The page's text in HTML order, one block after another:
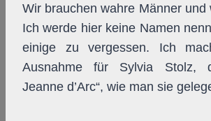
Wir brauchen wahre Männer und
Ich werde hier keine Namen
einige zu vergessen. Ich
Ausnahme für Sylvia Stolz,
Jeanne d’Arc“, wie man sie